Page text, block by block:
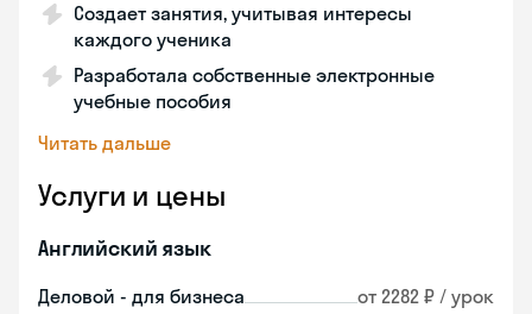
Создает занятия, учитывая интересы
каждого ученика
Разработала собственные электронные
учебные пособия
Читать дальше
Услуги и цены
Английский язык
Деловой - для бизнеса от 2282 ₽ / урок